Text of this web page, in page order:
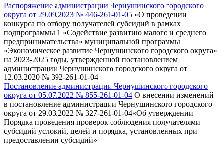
Распоряжение администрации Чернушинского городского
округа от 29.09.2023 № 446-261-01-05 «О проведении
конкурса по отбору получателей субсидий в рамках
подпрограммы 1 «Содействие развитию малого и среднего
предпринимательства» муниципальной программы
«Экономическое развитие Чернушинского городского округа»
на 2023-2025 годы, утвержденной постановлением
администрации Чернушинского городского округа от
12.03.2020 № 392-261-01-04
Постановление администрации Чернушинского городского
округа от 05.07.2022 № 855-261-01-04 О внесении изменений
в постановление администрации Чернушинского городского
округа от 29.03.2022 № 327-261-01-04«Об утверждении
Порядка проведения проверок соблюдения получателями
субсидий условий, целей и порядка, установленных при
предоставлении субсидий»